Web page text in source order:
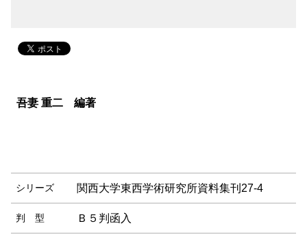
吾妻 重二 編著
シリーズ 関西大学東西学術研究所資料集刊27-4
判 型 Ｂ５判函入